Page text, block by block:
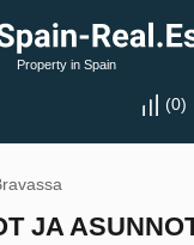
Property in Spain
(0)
JA